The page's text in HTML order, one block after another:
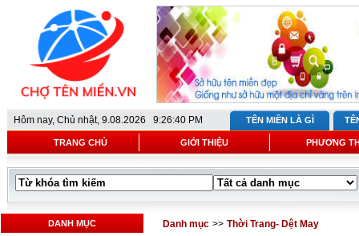
Hôm nay, Chủ nhật, 9.08.2026 9:26:40 PM TÊN MIỀN LÀ GÌ
TRANG CHỦ GIỚI THIỆU PHƯƠNG
DANH MỤC
Danh mục >> Thời Trang- Dệt May